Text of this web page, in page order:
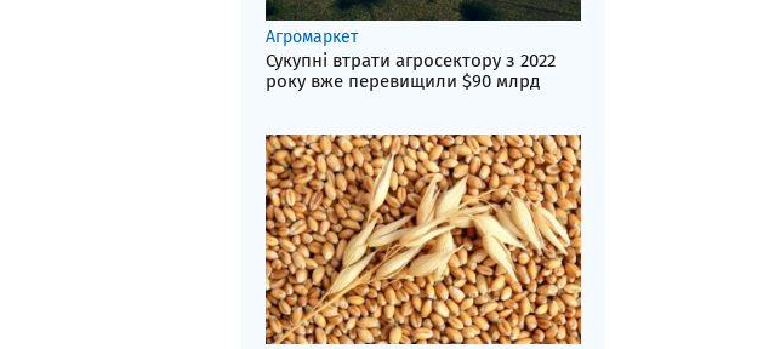
Агромаркет
Сукупні втрати агросектору з 2022
року вже перевищили $90 млрд